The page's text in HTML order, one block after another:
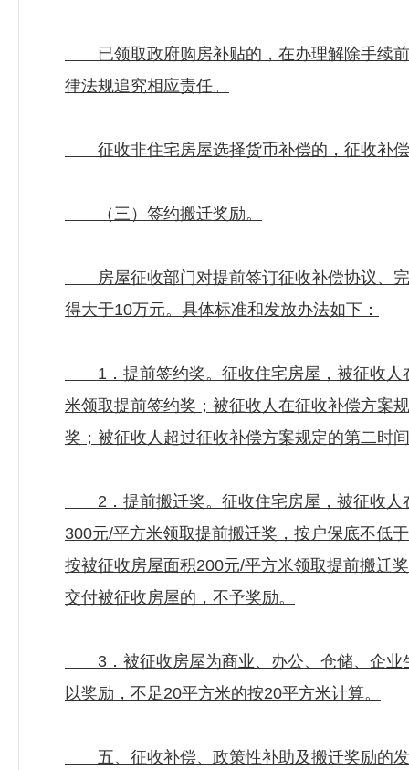
已领取政府购房补贴的，在办理解除手续前
律法规追究相应责任。
征收非住宅房屋选择货币补偿的，征收补偿
（三）签约搬迁奖励。
房屋征收部门对提前签订征收补偿协议、完
得大于10万元。具体标准和发放办法如下：
1．提前签约奖。征收住宅房屋，被征收人
米领取提前签约奖；被征收人在征收补偿方案
奖；被征收人超过征收补偿方案规定的第二时
2．提前搬迁奖。征收住宅房屋，被征收人
300元/平方米领取提前搬迁奖，按户保底不低
按被征收房屋面积200元/平方米领取提前搬迁
交付被征收房屋的，不予奖励。
3．被征收房屋为商业、办公、仓储、企业
以奖励，不足20平方米的按20平方米计算。
五、征收补偿、政策性补助及搬迁奖励的